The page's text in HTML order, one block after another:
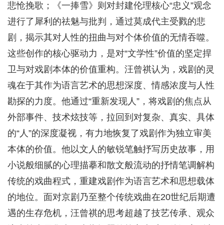
悲怆挽歌；《一捧雪》则对封建伦理核心“忠义”观念
进行了犀利的祛魅与批判，通过莫成代主受戮的悲
剧，揭示其对人性的扭曲与对个体价值的无情吞噬。
这些创作的核心驱动力，是对“文学性”价值的坚定捍
卫与对戏剧本体的价值重构。汪曾祺认为，戏剧的灵
魂在于其作为语言艺术的思想深度、情感浓度与人性
勘探的力度。他通过“重新发现人”，将戏剧的焦点从
外部事件、技术炫技等，拉回到对复杂、真实、具体
的“人”的深度凝视，有力地恢复了戏剧作为独立审美
本体的价值。他以文人的敏锐笔触抒写历史故事，用
小说般细腻的心理描摹和散文般流动的抒情笔调解构
传统的戏曲程式，重建戏剧作为语言艺术和思想载体
的地位。面对京剧乃至整个传统戏曲在20世纪后期遭
遇的生存危机，汪曾祺的思考超越了技艺传承、观众